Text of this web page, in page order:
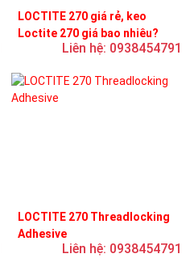
LOCTITE 270 giá rẻ, keo
Loctite 270 giá bao nhiêu?
Liên hệ: 0938454791
LOCTITE 270 Threadlocking
Adhesive
Liên hệ: 0938454791